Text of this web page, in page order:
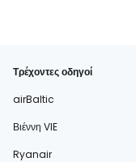
Τρέχοντες οδηγοί
airBaltic
Βιέννη VIE
Ryanair